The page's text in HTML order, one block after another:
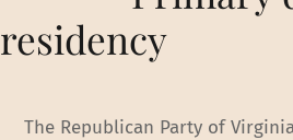
residency
The Republican Party of